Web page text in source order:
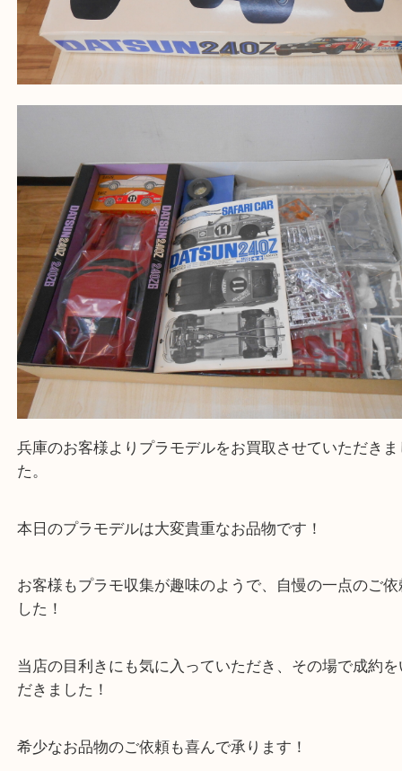
買取大吉西加古川店に来てよかった！そう思って
よう丁寧に査定いたします。
Facebook
Twitter
Line
1/12 フェアレディ240Z サファリ仕様 ビック
ルシリーズ レア プラモデル
公開日:2024/07/17 最終更新日:2025/08/04
1/12 フェアレディ240Z サファリ仕様 ビックスケールシリーズ レア プラ